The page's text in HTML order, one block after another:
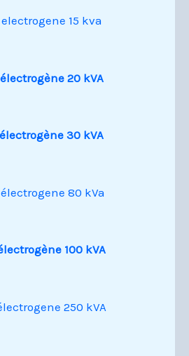
15 kva
20 kVA
30 kVA
80 kVa
100 kVA
250 kVA